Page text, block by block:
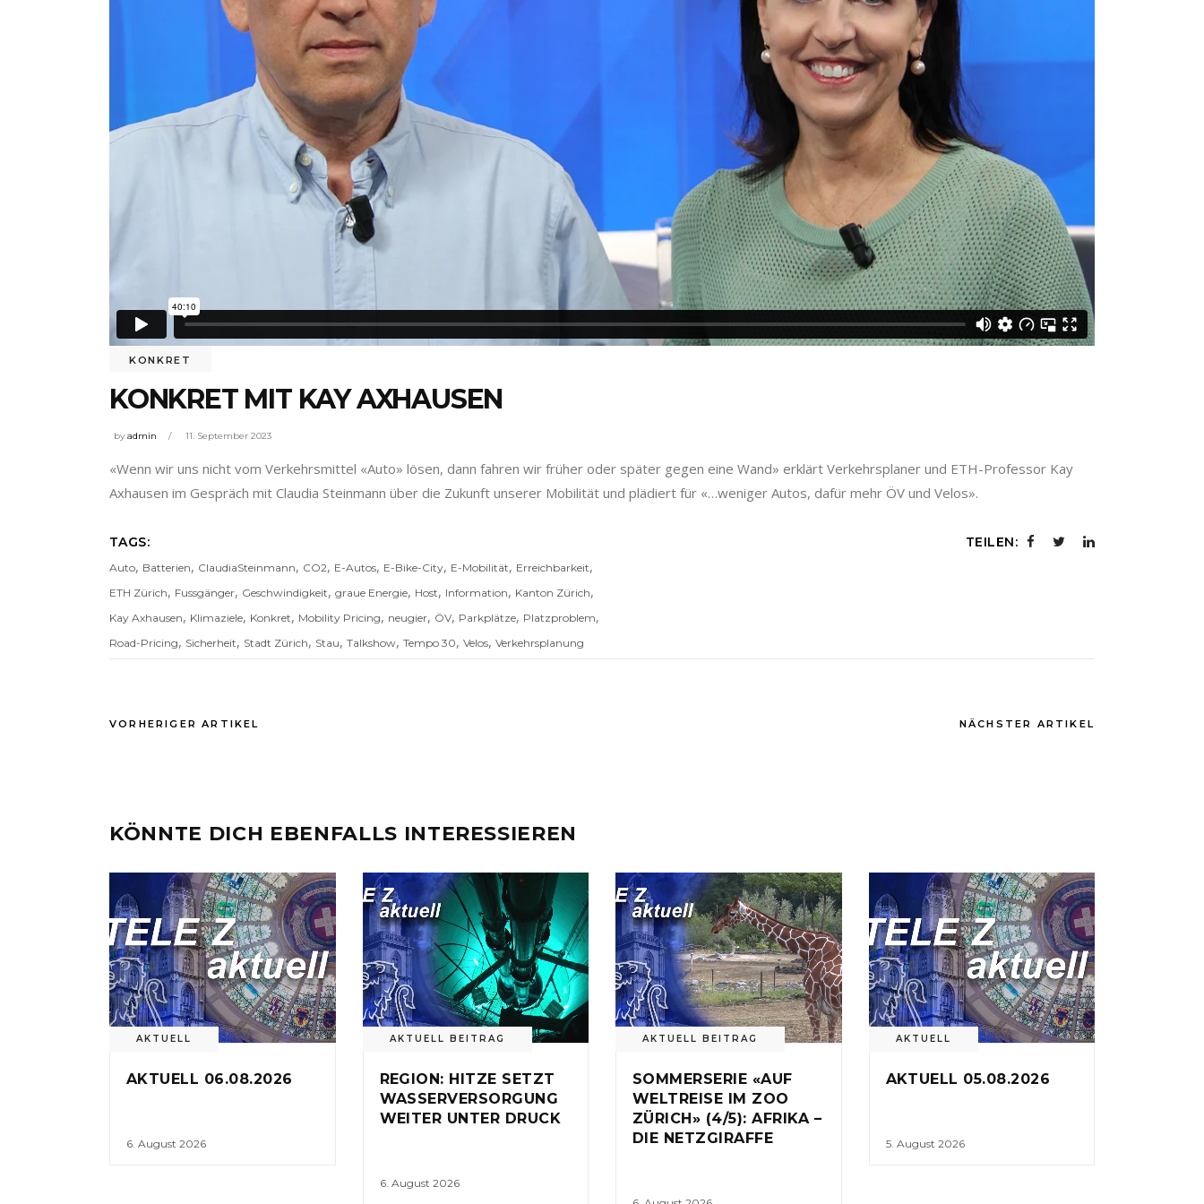
KONKRET
KONKRET MIT KAY AXHAUSEN
byadmin 11. September 2023
«Wenn wir uns nicht vom Verkehrsmittel «Auto» lösen, dann fahren wir früher oder später gegen eine Wand» erklärt Verkehrsplaner und ETH-Professor Kay
Axhausen im Gespräch mit Claudia Steinmann über die Zukunft unserer Mobilität und plädiert für «…weniger Autos, dafür mehr ÖV und Velos».
TAGS:
Auto, Batterien, ClaudiaSteinmann, CO2, E-Autos, E-Bike-City, E-Mobilität, Erreichbarkeit,
ETH Zürich, Fussgänger, Geschwindigkeit, graue Energie, Host, Information, Kanton Zürich,
Kay Axhausen, Klimaziele, Konkret, Mobility Pricing, neugier, ÖV, Parkplätze, Platzproblem,
Road-Pricing, Sicherheit, Stadt Zürich, Stau, Talkshow, Tempo 30, Velos, Verkehrsplanung
TEILEN:
VORHERIGER ARTIKEL NÄCHSTER ARTIKEL
KÖNNTE DICH EBENFALLS INTERESSIEREN
AKTUELL
AKTUELL 06.08.2026
6. August 2026
AKTUELL BEITRAG
REGION: HITZE SETZT
WASSERVERSORGUNG
WEITER UNTER DRUCK
6. August 2026
AKTUELL BEITRAG
SOMMERSERIE «AUF
WELTREISE IM ZOO
ZÜRICH» (4/5): AFRIKA –
DIE NETZGIRAFFE
AKTUELL
AKTUELL 05.08.2026
5. August 2026